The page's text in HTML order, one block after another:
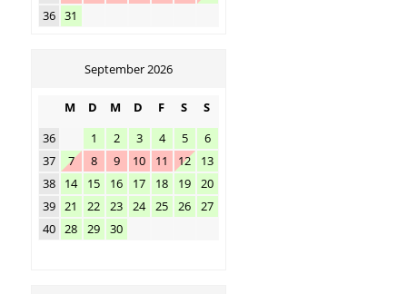
36 31
September 2026
M D M D F S
S
36
1 2 3 4 5
6
37
7 8 9 10 11 12
13
38
14 15 16 17 18 19
20
39 21 22 23 24 25 26
27
40 28 29 30